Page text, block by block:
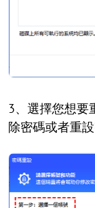
3、選擇您想要
除密碼或者重